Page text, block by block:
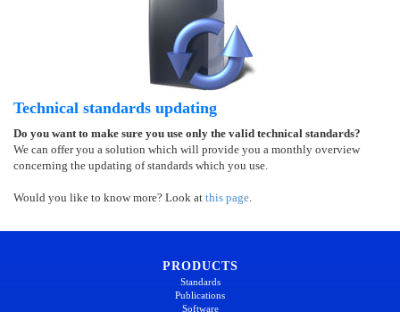
Technical standards updating
Do you want to make sure you use only the valid technical standards?
We can offer you a solution which will provide you a monthly overview
concerning the updating of standards which you use.
Would you like to know more? Look at this page.
PRODUCTS
Standards
Publications
Software